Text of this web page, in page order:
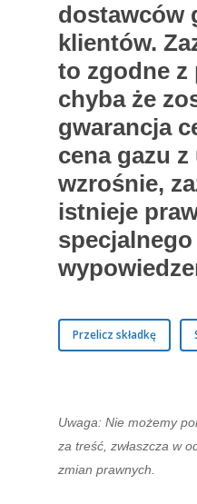
dostawców
klientów.
to zgodne z
chyba że
gwarancja
cena gazu
wzrośnie,
istnieje
specjalnego
Przelicz składkę
Uwaga: Nie możemy
za treść, zwłaszcza w
zmian prawnych.